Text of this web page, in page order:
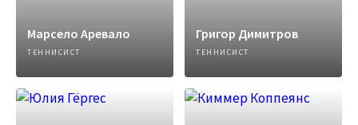
Марсело Аревало
ТЕННИСИСТ
Григор Димитров
ТЕННИСИСТ